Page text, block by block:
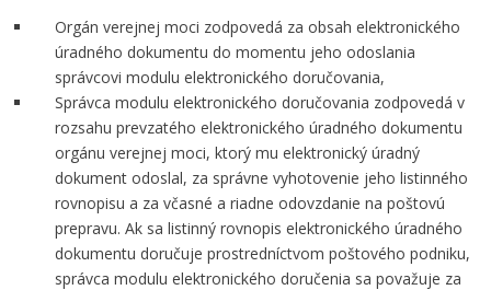
Orgán verejnej moci zodpovedá za obsah elektronického
úradného dokumentu do momentu jeho odoslania
správcovi modulu elektronického doručovania,
Správca modulu elektronického doručovania zodpovedá v
rozsahu prevzatého elektronického úradného dokumentu
orgánu verejnej moci, ktorý mu elektronický úradný
dokument odoslal, za správne vyhotovenie jeho listinného
rovnopisu a za včasné a riadne odovzdanie na poštovú
prepravu. Ak sa listinný rovnopis elektronického úradného
dokumentu doručuje prostredníctvom poštového podniku,
správca modulu elektronického doručenia sa považuje za